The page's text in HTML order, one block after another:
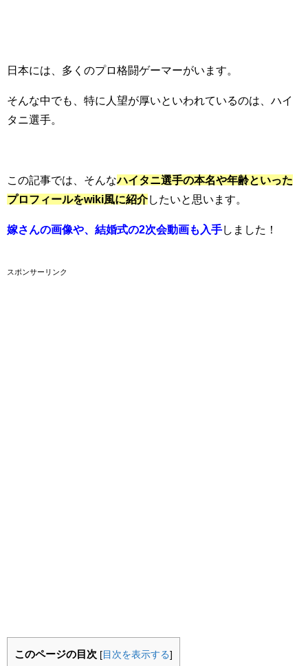
日本には、多くのプロ格闘ゲーマーがいます。
そんな中でも、特に人望が厚いといわれているのは、ハイ
タニ選手。
この記事では、そんなハイタニ選手の本名や年齢といった
プロフィールをwiki風に紹介したいと思います。
嫁さんの画像や、結婚式の2次会動画も入手しました！
スポンサーリンク
このページの目次 [ 目次を表示する]